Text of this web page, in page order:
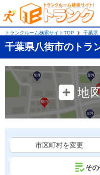
トランクルーム検索サイトTOP 千葉県
千葉県八街市のトラ
地
市区町村を変更
そ